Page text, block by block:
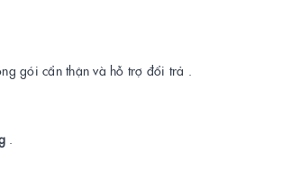
gói cẩn thận và hỗ trợ đổi trả .